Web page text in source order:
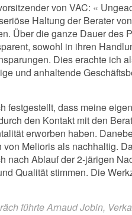
von VAC: «
Haltung der Berater
Über die ganze Dauer des
sowohl in ihren
Dies erachte ich
und anhaltende
festgestellt, dass meine
den Kontakt mit den
erworben haben.
Melioris als nachhaltig.
nach Ablauf der 2-järigen
Qualität stimmen. Die
führte Arnaud Jobin,